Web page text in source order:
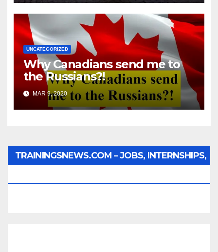
UNCATEGORIZED
Why Canadians send me to
the Russians?!
MAR 9, 2020
TRAININGSNEWS.COM – JOBS, INTERNSHIPS,